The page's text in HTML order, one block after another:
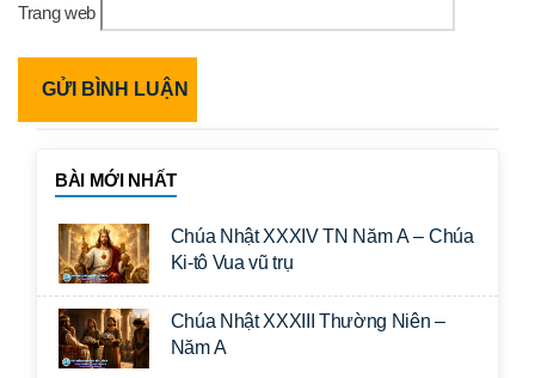
Trang web
BÀI MỚI NHẤT
Chúa Nhật XXXIV TN Năm A – Chúa
Ki-tô Vua vũ trụ
Chúa Nhật XXXIII Thường Niên –
Năm A